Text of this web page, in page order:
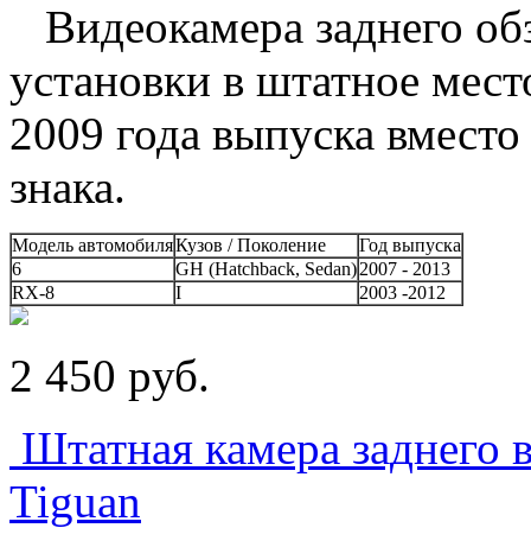
Видеокамера заднего
установки в штатное
2009 года выпуска
знака.
Модель автомобиляКузов / Поколение
Год выпуска
6
GH (Hatchback, Sedan)2007 - 2013
RX-8
I 2003 -2012
2 450 pуб.
Штатная камера заднего
Tiguan